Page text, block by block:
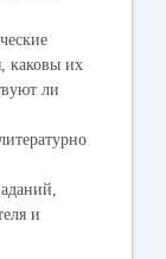
каковы их
ли
и